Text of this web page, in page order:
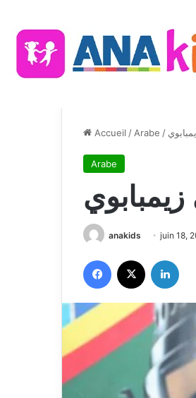
Accueil / Arabe /
Arabe
زيمبابوي
anakids juin 18,
Facebook